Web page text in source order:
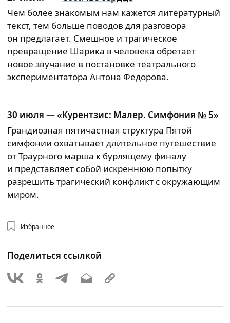
Чем более знакомым нам кажется литературный
текст, тем больше поводов для разговора
он предлагает. Смешное и трагическое
превращение Шарика в человека обретает
новое звучание в постановке театрального
экспериментатора Антона Фёдорова.
30 июля — «Курентзис: Малер. Симфония № 5»
Грандиозная пятичастная структура Пятой
симфонии охватывает длительное путешествие
от Траурного марша к бурлящему финалу
и представляет собой искреннюю попытку
разрешить трагический конфликт с окружающим
миром.
Избранное
Поделиться ссылкой